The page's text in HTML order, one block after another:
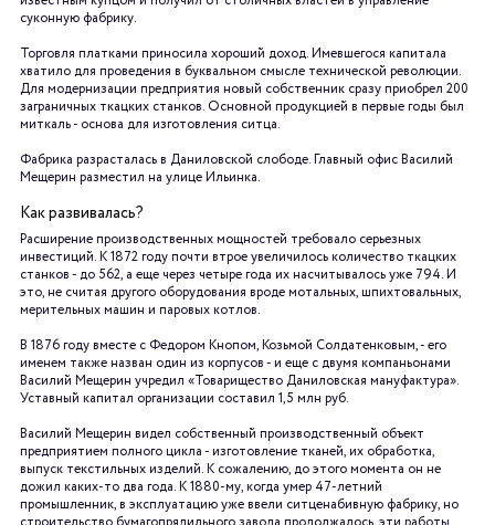
суконную фабрику.
Торговля платками приносила хороший доход. Имевшегося капитала
хватило для проведения в буквальном смысле технической революции.
Для модернизации предприятия новый собственник сразу приобрел 200
заграничных ткацких станков. Основной продукцией в первые годы был
миткаль - основа для изготовления ситца.
Фабрика разрасталась в Даниловской слободе. Главный офис Василий
Мещерин разместил на улице Ильинка.
Как развивалась?
Расширение производственных мощностей требовало серьезных
инвестиций. К 1872 году почти втрое увеличилось количество ткацких
станков - до 562, а еще через четыре года их насчитывалось уже 794. И
это, не считая другого оборудования вроде мотальных, шпихтовальных,
мерительных машин и паровых котлов.
В 1876 году вместе с Федором Кнопом, Козьмой Солдатенковым, - его
именем также назван один из корпусов - и еще с двумя компаньонами
Василий Мещерин учредил «Товарищество Даниловская мануфактура».
Уставный капитал организации составил 1,5 млн руб.
Василий Мещерин видел собственный производственный объект
предприятием полного цикла - изготовление тканей, их обработка,
выпуск текстильных изделий. К сожалению, до этого момента он не
дожил каких-то два года. К 1880-му, когда умер 47-летний
промышленник, в эксплуатацию уже ввели ситценабивную фабрику, но